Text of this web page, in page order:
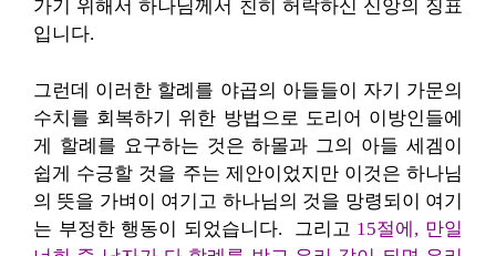
가기 위해서 하나님께서 친히 허락하신 신앙의 징표
입니다.
그런데 이러한 할례를 야곱의 아들들이 자기 가문의
수치를 회복하기 위한 방법으로 도리어 이방인들에
게 할례를 요구하는 것은 하몰과 그의 아들 세겜이
쉽게 수긍할 것을 주는 제안이었지만 이것은 하나님
의 뜻을 가벼이 여기고 하나님의 것을 망령되이 여기
는 부정한 행동이 되었습니다. 그리고 15절에, 만일